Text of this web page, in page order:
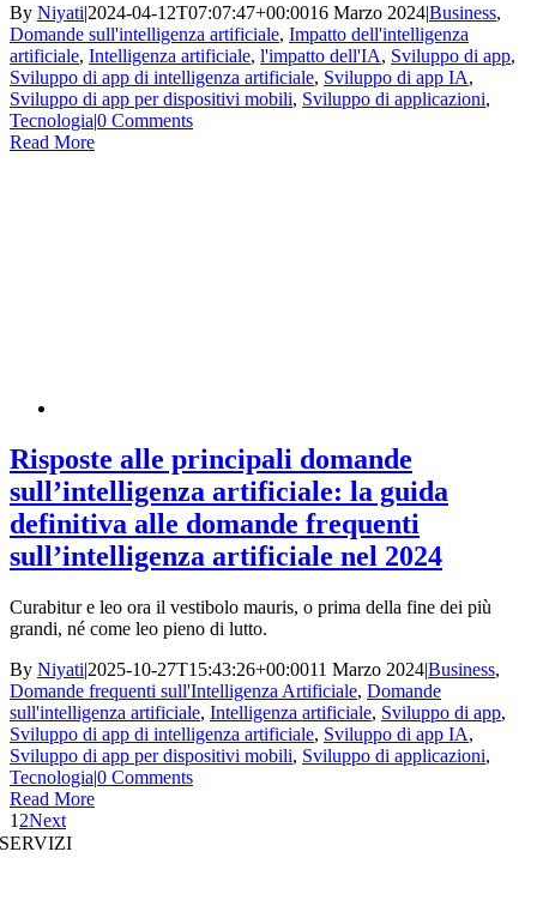
By Niyati|2024-04-12T07:07:47+00:0016 Marzo 2024|Business,
Domande sull'intelligenza artificiale, Impatto dell'intelligenza
artificiale, Intelligenza artificiale, l'impatto dell'IA, Sviluppo di app,
Sviluppo di app di intelligenza artificiale, Sviluppo di app IA,
Sviluppo di app per dispositivi mobili, Sviluppo di applicazioni,
Tecnologia|0 Comments
Read More
Risposte alle principali domande
sull’intelligenza artificiale: la guida
definitiva alle domande frequenti
sull’intelligenza artificiale nel 2024
Curabitur e leo ora il vestibolo mauris, o prima della fine dei più
grandi, né come leo pieno di lutto.
By Niyati|2025-10-27T15:43:26+00:0011 Marzo 2024|Business,
Domande frequenti sull'Intelligenza Artificiale, Domande
sull'intelligenza artificiale, Intelligenza artificiale, Sviluppo di app,
Sviluppo di app di intelligenza artificiale, Sviluppo di app IA,
Sviluppo di app per dispositivi mobili, Sviluppo di applicazioni,
Tecnologia|0 Comments
Read More
1 2Next
SERVIZI